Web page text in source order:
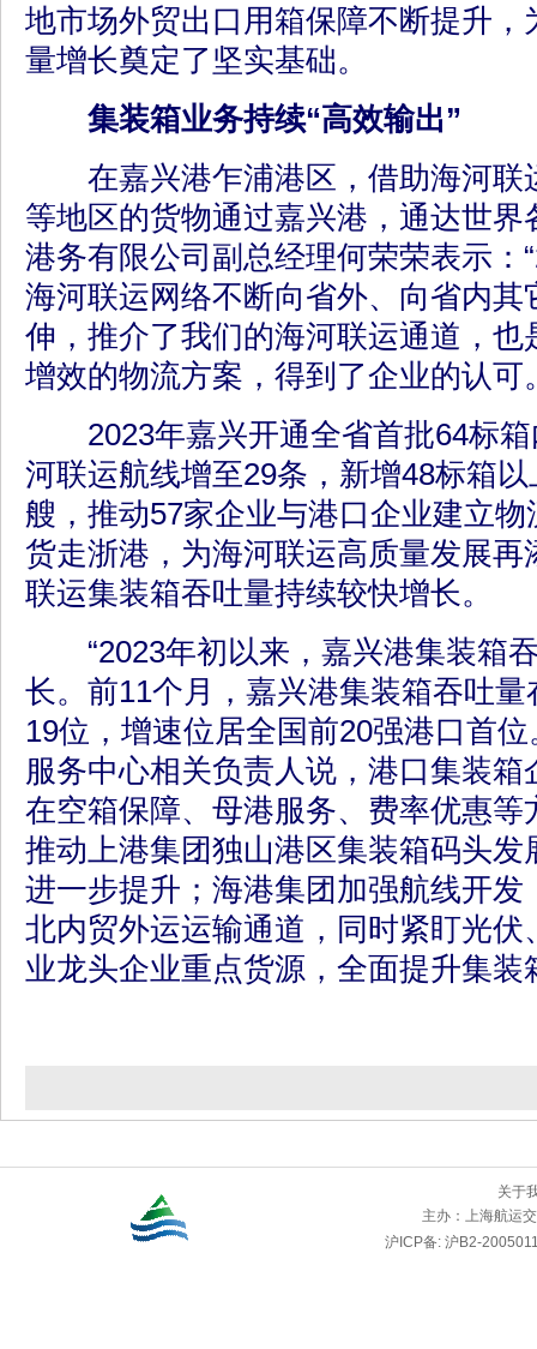
地市场外贸出口用箱保障不断提升，
量增长奠定了坚实基础。
集装箱业务持续“高效输出”
在嘉兴港乍浦港区，借助海河联
等地区的货物通过嘉兴港，通达世
港务有限公司副总经理何荣荣表示：
海河联运网络不断向省外、向省内其
伸，推介了我们的海河联运通道，也
增效的物流方案，得到了企业的认可
2023年嘉兴开通全省首批64标箱
河联运航线增至29条，新增48标箱
艘，推动57家企业与港口企业建立
货走浙港，为海河联运高质量发展再
联运集装箱吞吐量持续较快增长。
“2023年初以来，嘉兴港集装箱
长。前11个月，嘉兴港集装箱吞吐
19位，增速位居全国前20强港口首
服务中心相关负责人说，港口集装
在空箱保障、母港服务、费率优惠等
推动上港集团独山港区集装箱码头发
进一步提升；海港集团加强航线开发
北内贸外运运输通道，同时紧盯光伏
业龙头企业重点货源，全面提升集装
关于
主办： 上海航运
沪ICP备: 沪B2-